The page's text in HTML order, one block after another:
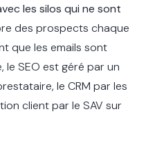
les silos qui ne sont
des prospects chaque
que les emails sont
le SEO est géré par un
le CRM par les
client par le SAV sur